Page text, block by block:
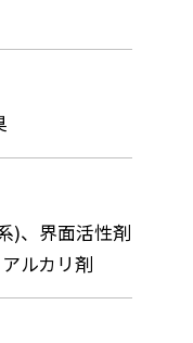
)、界面活性剤
ルカリ剤